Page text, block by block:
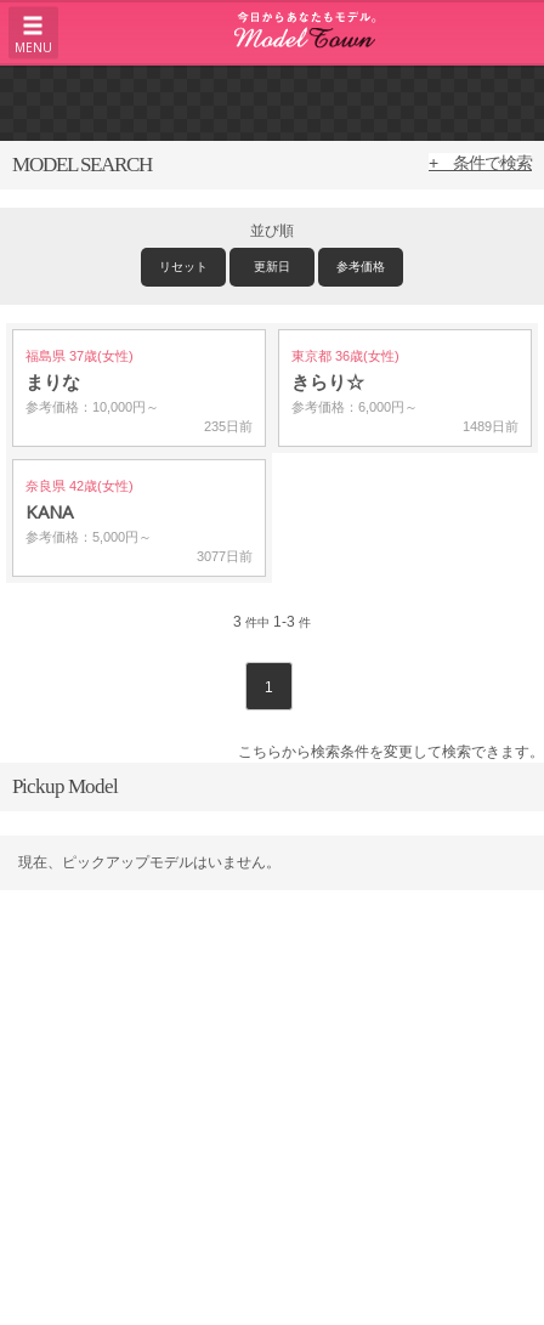
MENU
MODEL SEARCH + 条件で検索
並び順
リセット 更新日 参考価格
福島県 37歳(女性)
まりな
参考価格：10,000円～
235日前
東京都 36歳(女性)
きらり☆
参考価格：6,000円～
1489日前
奈良県 42歳(女性)
KANA
参考価格：5,000円～
3077日前
3 件中 1-3 件
1
こちらから検索条件を変更して検索できます。
Pickup Model
現在、ピックアップモデルはいません。